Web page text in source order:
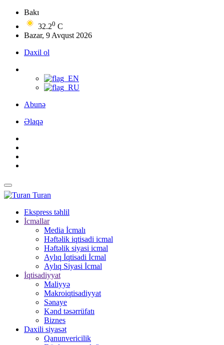
Bakı
32.20 C
Bazar, 9 Avqust 2026
Daxil ol
Abunə
Əlaqə
Turan
Ekspress təhlil
İcmallar
Media İcmalı
Həftəlik iqtisadi icmal
Həftəlik siyasi icmal
Aylıq İqtisadi İcmal
Aylıq Siyasi İcmal
İqtisadiyyat
Maliyyə
Makroiqtisadiyyat
Sənaye
Kənd təsərrüfatı
Biznes
Daxili siyasət
Qanunvericilik